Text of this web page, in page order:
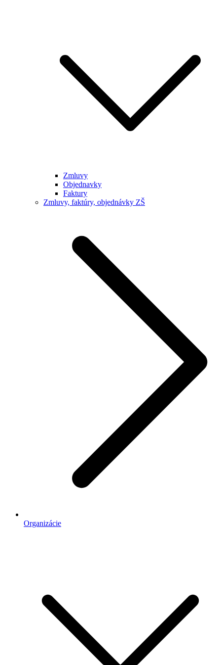
Zmluvy
Objednavky
Faktury
Zmluvy, faktúry, objednávky ZŠ
Organizácie